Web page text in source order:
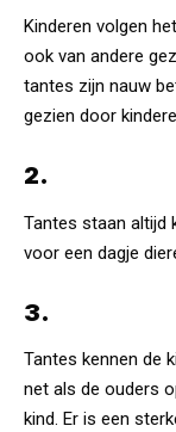
Kinderen volgen
ook van andere
tantes zijn nauw
gezien door
2.
Tantes staan altijd
voor een dagje
3.
Tantes kennen de
net als de ouders
kind. Er is een